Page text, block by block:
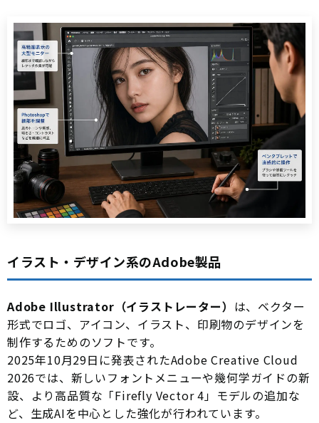
イラスト・デザイン系のAdobe製品
Adobe Illustrator（イラストレーター） は、ベクター
形式でロゴ、アイコン、イラスト、印刷物のデザインを
制作するためのソフトです。
2025年10月29日に発表されたAdobe Creative Cloud
2026では、新しいフォントメニューや幾何学ガイドの新
設、より高品質な「Firefly Vector 4」モデルの追加な
ど、生成AIを中心とした強化が行われています。